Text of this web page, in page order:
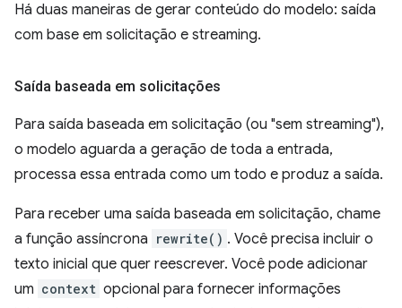
Há duas maneiras de gerar conteúdo do modelo: saída
com base em solicitação e streaming.
Saída baseada em solicitações
Para saída baseada em solicitação (ou "sem streaming"),
o modelo aguarda a geração de toda a entrada,
processa essa entrada como um todo e produz a saída.
Para receber uma saída baseada em solicitação, chame
a função assíncrona rewrite() . Você precisa incluir o
texto inicial que quer reescrever. Você pode adicionar
um context opcional para fornecer informações